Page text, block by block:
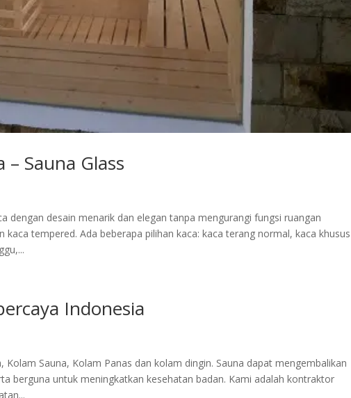
– Sauna Glass
dengan desain menarik dan elegan tanpa mengurangi fungsi ruangan
kaca tempered. Ada beberapa pilihan kaca: kaca terang normal, kaca khusus
Indonesia
Kolam Sauna, Kolam Panas dan kolam dingin. Sauna dapat mengembalikan
berguna untuk meningkatkan kesehatan badan. Kami adalah kontraktor